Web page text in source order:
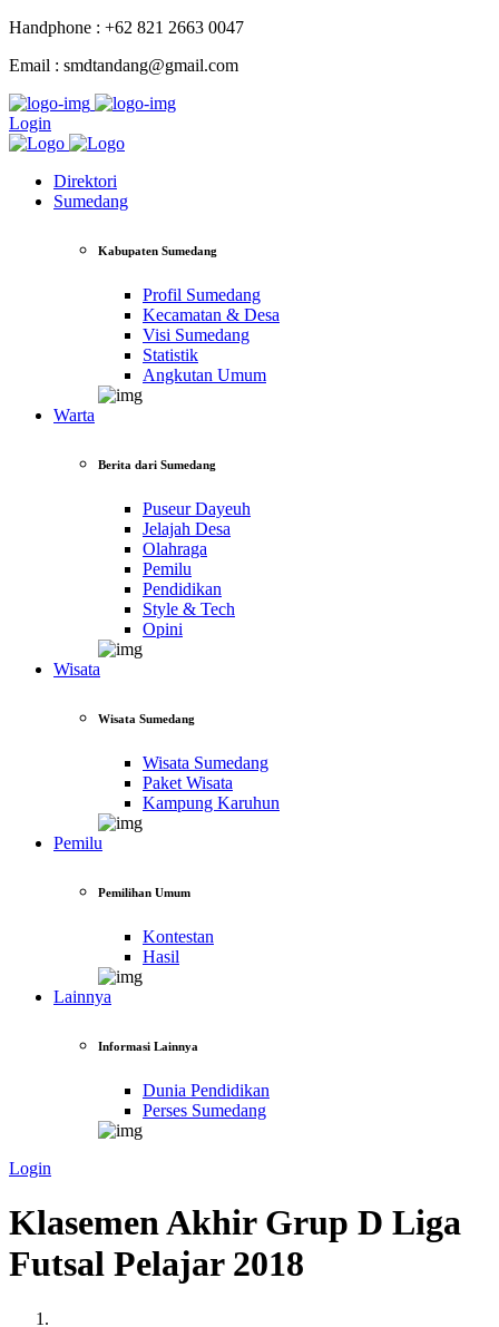
Handphone : +62 821 2663 0047
Email : smdtandang@gmail.com
Login
Direktori
Sumedang
Kabupaten Sumedang
Profil Sumedang
Kecamatan & Desa
Visi Sumedang
Statistik
Angkutan Umum
Warta
Berita dari Sumedang
Puseur Dayeuh
Jelajah Desa
Olahraga
Pemilu
Pendidikan
Style & Tech
Opini
Wisata
Wisata Sumedang
Wisata Sumedang
Paket Wisata
Kampung Karuhun
Pemilu
Pemilihan Umum
Kontestan
Hasil
Lainnya
Informasi Lainnya
Dunia Pendidikan
Perses Sumedang
Login
Klasemen Akhir Grup D Liga
Futsal Pelajar 2018